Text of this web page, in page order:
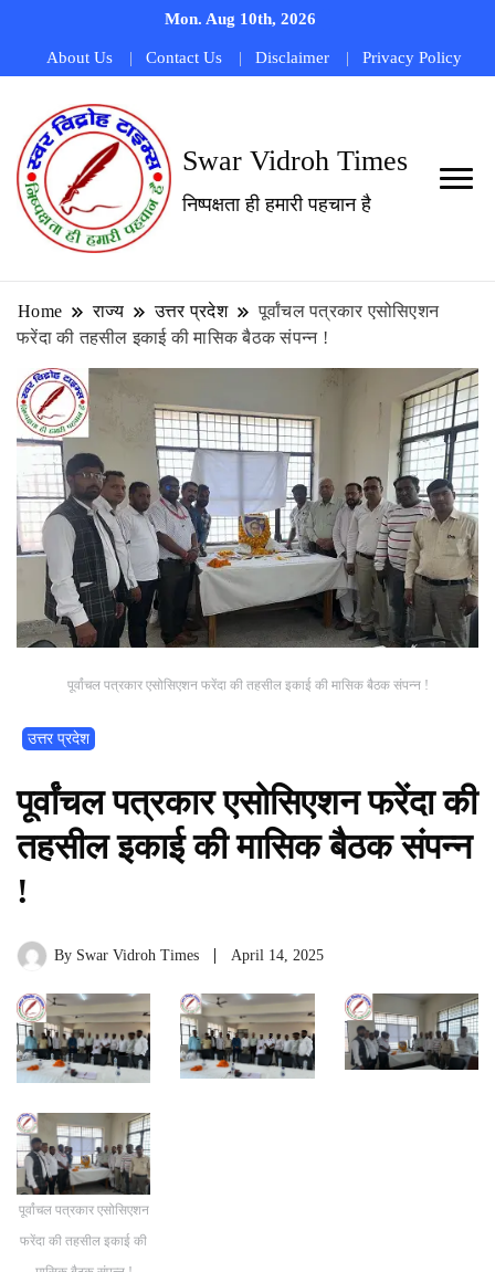
Mon. Aug 10th, 2026
About Us Contact Us Disclaimer Privacy Policy
Swar Vidroh Times
निष्पक्षता ही हमारी पहचान है
Home राज्य उत्तर प्रदेश
पूर्वांचल पत्रकार एसोसिएशन
फरेंदा की तहसील इकाई की मासिक बैठक संपन्न !
पूर्वांचल पत्रकार एसोसिएशन फरेंदा की तहसील इकाई की मासिक बैठक संपन्न !
उत्तर प्रदेश
पूर्वांचल पत्रकार एसोसिएशन फरेंदा की
तहसील इकाई की मासिक बैठक संपन्न
!
By Swar Vidroh Times April 14, 2025
पूर्वांचल पत्रकार एसोसिएशन
फरेंदा की तहसील इकाई की